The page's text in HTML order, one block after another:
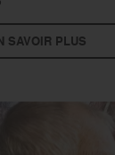
SAVOIR PLUS